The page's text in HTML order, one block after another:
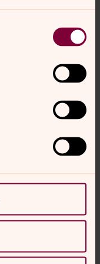
6 Augusti 2026